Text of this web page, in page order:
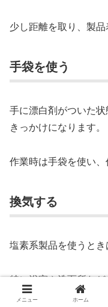
少し距離を取り、製品
手袋を使う
手に漂白剤がついた
きっかけになります。
作業時は手袋を使い、
換気する
塩素系製品を使うとき
特に浴室や洗面所な
能ならドアや窓を開
メニュー ホーム